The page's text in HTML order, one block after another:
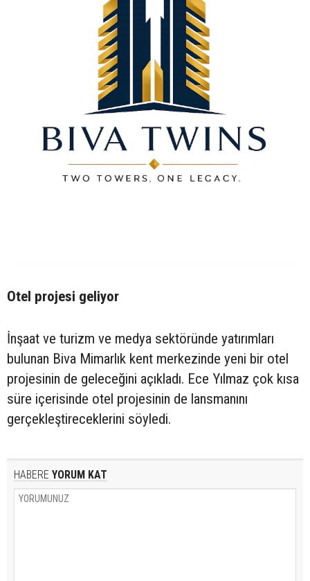
Otel projesi geliyor
İnşaat ve turizm ve medya sektöründe yatırımları
bulunan Biva Mimarlık kent merkezinde yeni bir otel
projesinin de geleceğini açıkladı. Ece Yılmaz çok kısa
süre içerisinde otel projesinin de lansmanını
gerçekleştireceklerini söyledi.
HABERE YORUM KAT